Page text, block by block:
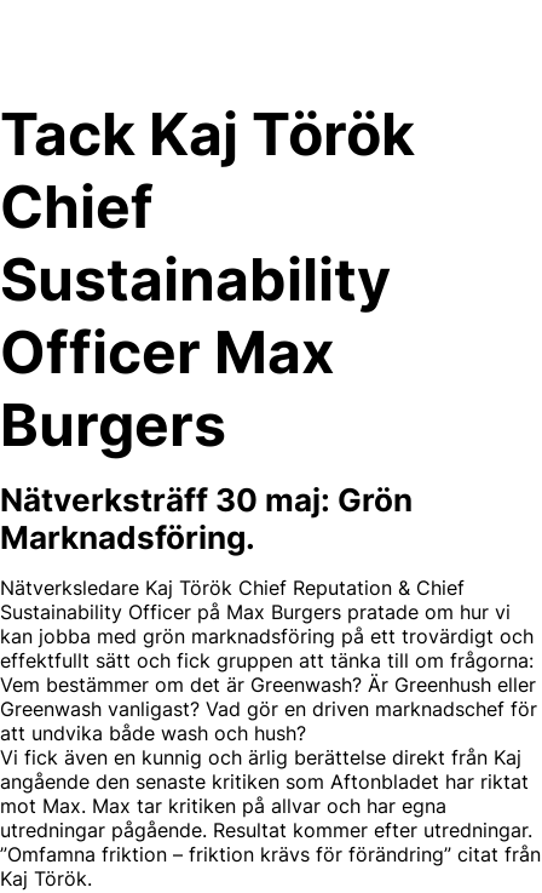
Tack Kaj Török
Chief
Sustainability
Officer Max
Burgers
Nätverksträff 30 maj: Grön
Marknadsföring.
Nätverksledare Kaj Török Chief Reputation & Chief
Sustainability Officer på Max Burgers pratade om hur vi
kan jobba med grön marknadsföring på ett trovärdigt och
effektfullt sätt och fick gruppen att tänka till om frågorna:
Vem bestämmer om det är Greenwash? Är Greenhush eller
Greenwash vanligast? Vad gör en driven marknadschef för
att undvika både wash och hush?
Vi fick även en kunnig och ärlig berättelse direkt från Kaj
angående den senaste kritiken som Aftonbladet har riktat
mot Max. Max tar kritiken på allvar och har egna
utredningar pågående. Resultat kommer efter utredningar.
”Omfamna friktion – friktion krävs för förändring” citat från
Kaj Török.